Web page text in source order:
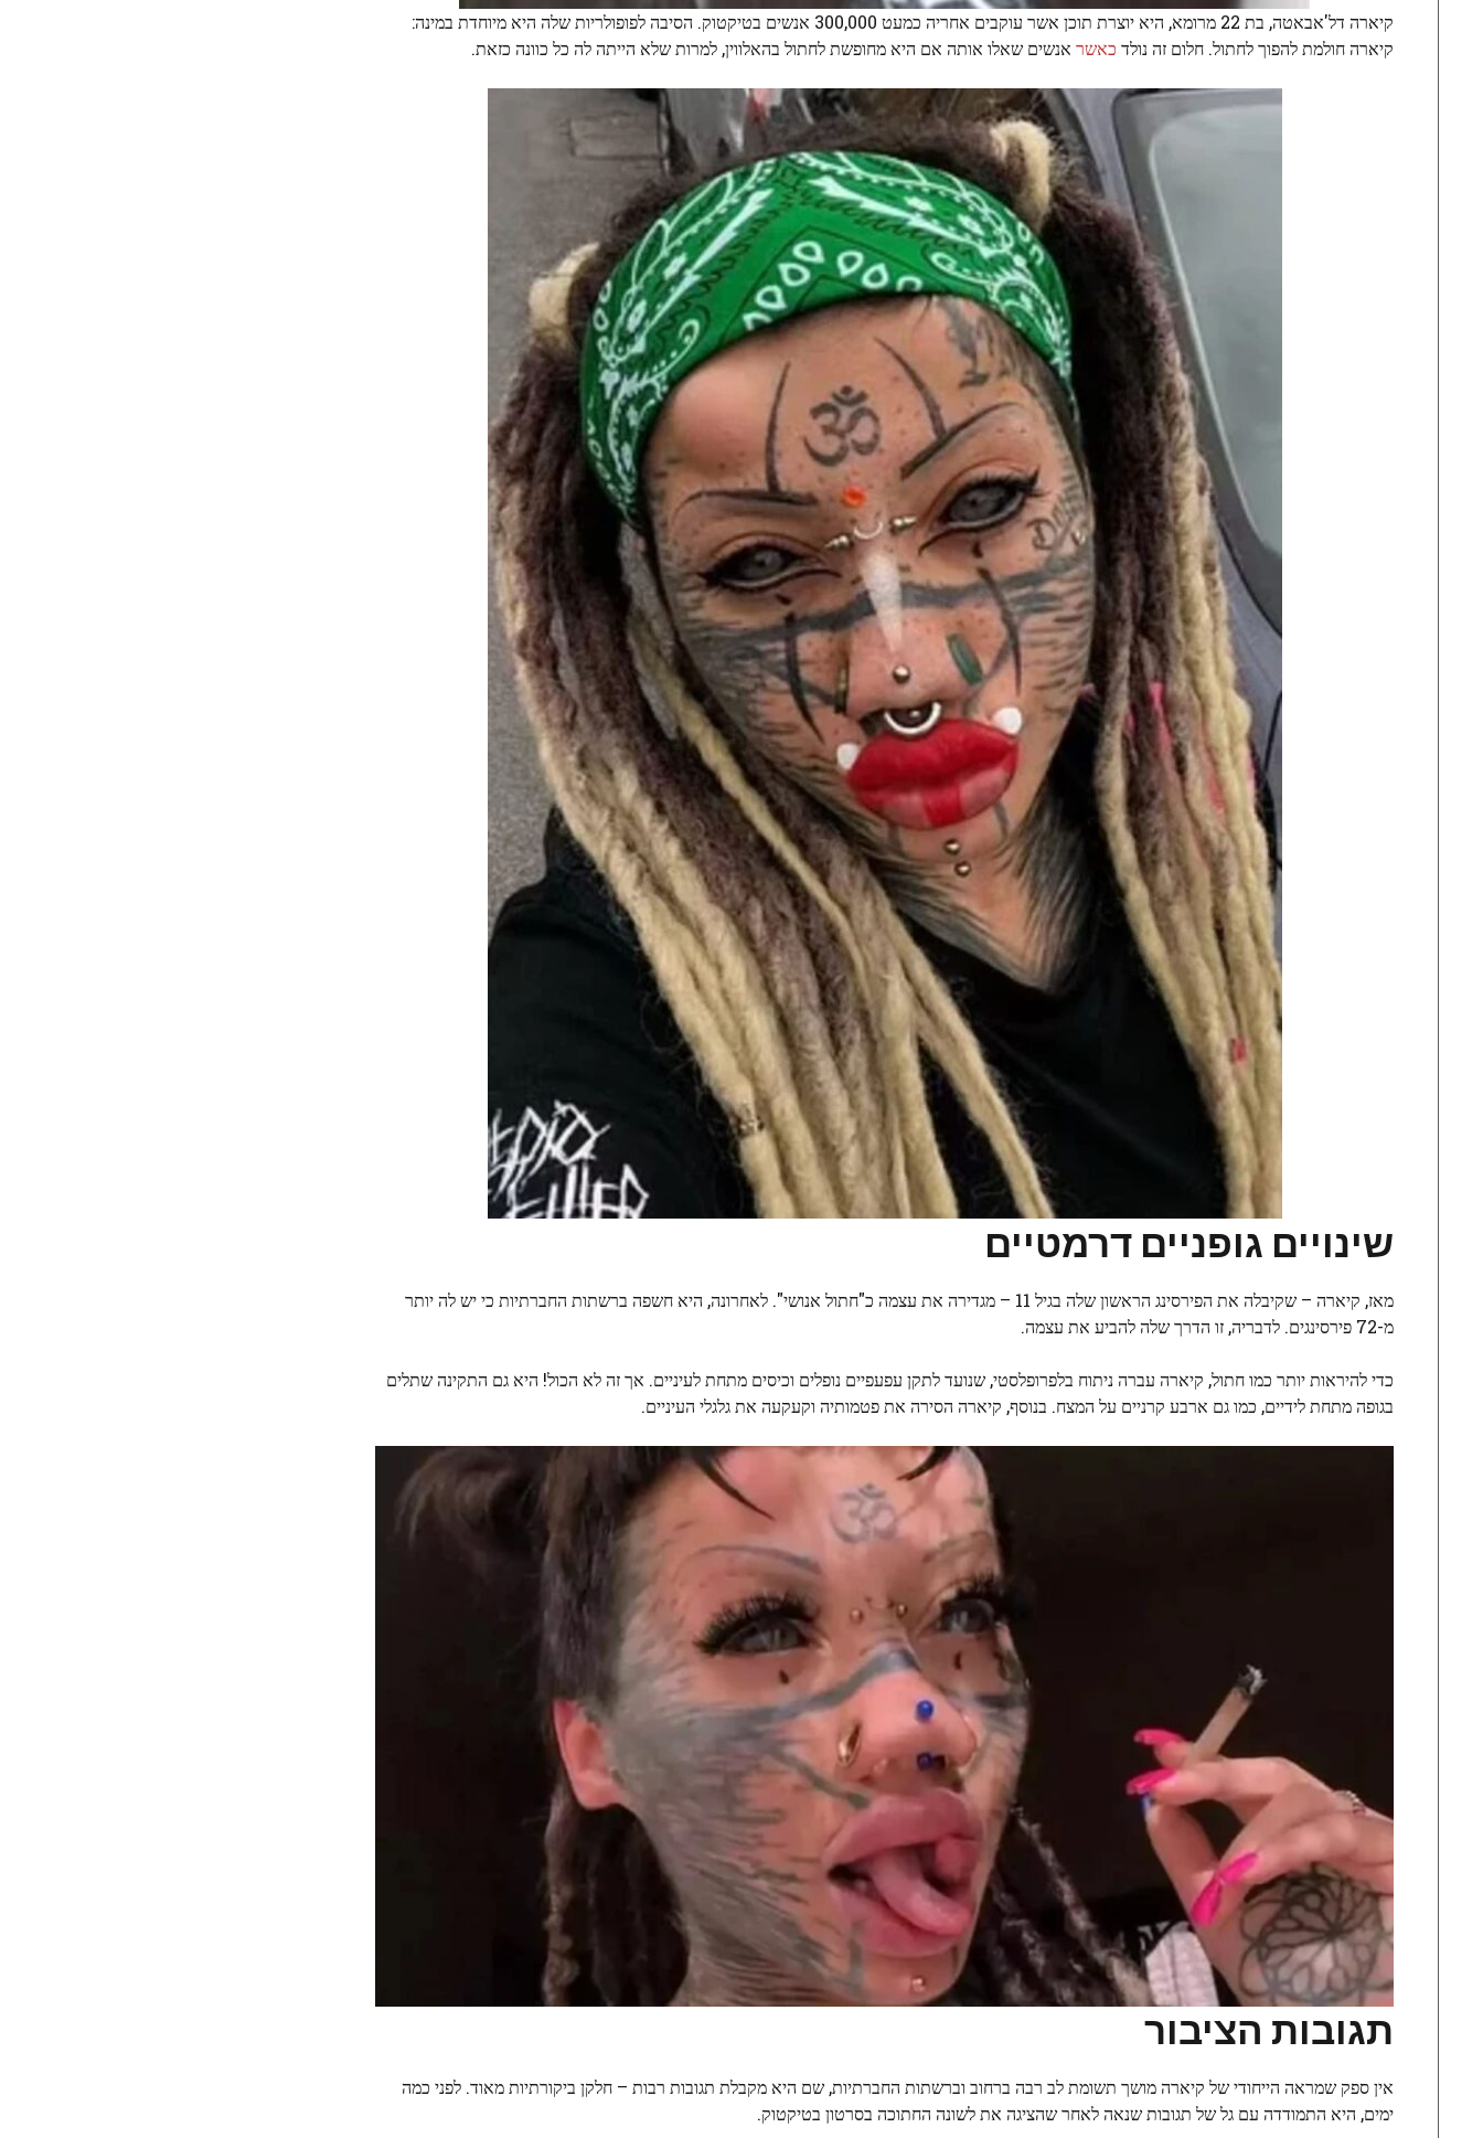
קיארה דל'אבאטה, בת 22 מרומא, היא יוצרת תוכן אשר עוקבים אחריה כמעט 300,000 אנשים בטיקטוק. הסיבה לפופולריות שלה היא מיוחדת במינה:
קיארה חולמת להפוך לחתול. חלום זה נולד כאשר אנשים שאלו אותה אם היא מחופשת לחתול בהאלווין, למרות שלא הייתה לה כל כוונה כזאת.
שינויים גופניים דרמטיים
מאז, קיארה – שקיבלה את הפירסינג הראשון שלה בגיל 11 – מגדירה את עצמה כ"חתול אנושי". לאחרונה, היא חשפה ברשתות החברתיות כי יש לה יותר
מ-72 פירסינגים. לדבריה, זו הדרך שלה להביע את עצמה.
כדי להיראות יותר כמו חתול, קיארה עברה ניתוח בלפרופלסטי, שנועד לתקן עפעפיים נופלים וכיסים מתחת לעיניים. אך זה לא הכול! היא גם התקינה שתלים
בגופה מתחת לידיים, כמו גם ארבע קרניים על המצח. בנוסף, קיארה הסירה את פטמותיה וקעקעה את גלגלי העיניים.
תגובות הציבור
אין ספק שמראה הייחודי של קיארה מושך תשומת לב רבה ברחוב וברשתות החברתיות, שם היא מקבלת תגובות רבות – חלקן ביקורתיות מאוד. לפני כמה
ימים, היא התמודדה עם גל של תגובות שנאה לאחר שהציגה את לשונה החתוכה בסרטון בטיקטוק.